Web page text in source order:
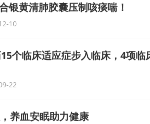
银黄清肺胶囊压制咳痰喘！
10
个临床适应症步入临床，4项临
22
养血安眠助力健康